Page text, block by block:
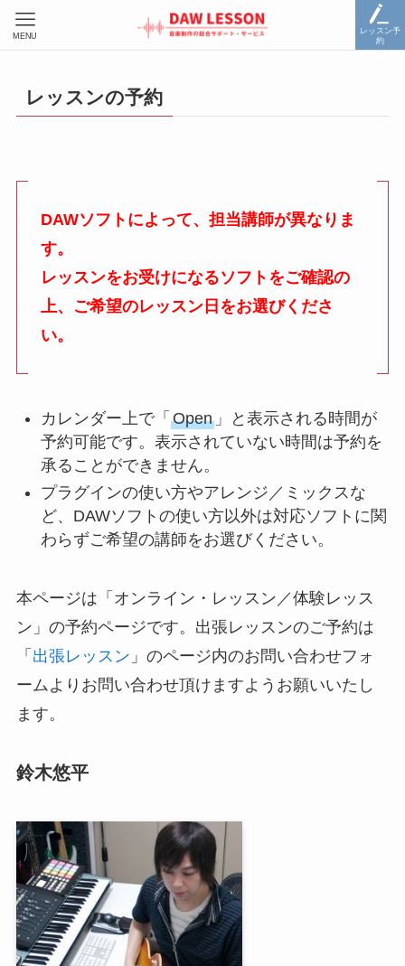
レッスン予
約
MENU
レッスンの予約
DAWソフトによって、担当講師が異なりま
す。
レッスンをお受けになるソフトをご確認の
上、ご希望のレッスン日をお選びくださ
い。
カレンダー上で「 Open」と表示される時間が
予約可能です。表示されていない時間は予約を
承ることができません。
プラグインの使い方やアレンジ／ミックスな
ど、DAWソフトの使い方以外は対応ソフトに関
わらずご希望の講師をお選びください。
本ページは「オンライン・レッスン／体験レッス
ン」の予約ページです。出張レッスンのご予約は
「 出張レッスン 」のページ内のお問い合わせフォ
ームよりお問い合わせ頂けますようお願いいたし
ます。
鈴木悠平